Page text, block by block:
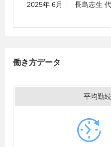
2025年 6月 長島志生
働き方データ
平均勤